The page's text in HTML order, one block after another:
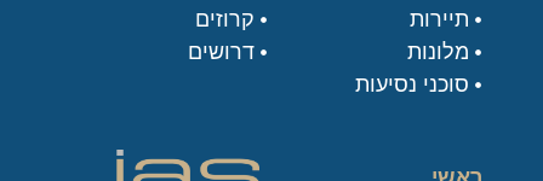
תיירות
מלונות
סוכני נסיעות
קרוזים
דרושים